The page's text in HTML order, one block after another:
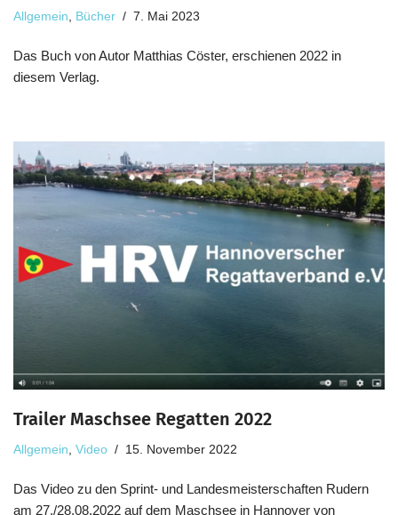
Allgemein, Bücher 7. Mai 2023
Das Buch von Autor Matthias Cöster, erschienen 2022 in
diesem Verlag.
Trailer Maschsee Regatten 2022
Allgemein Video 15. November 2022
Das Video zu den Sprint- und Landesmeisterschaften Rudern
am 27./28.08.2022 auf dem Maschsee in Hannover von